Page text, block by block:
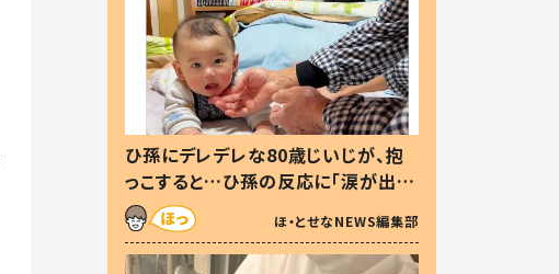
ひ孫にデレデレな80歳じいじが、抱
っこすると…ひ孫の反応に「涙が出ま
した」「可愛くて仕方ない」
ほ・とせなNEWS編集部